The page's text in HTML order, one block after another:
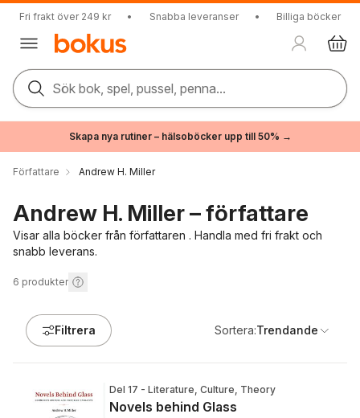
Fri frakt över 249 kr • Snabba leveranser • Billiga böcker
Sök bok, spel, pussel, penna...
Skapa nya rutiner – hälsoböcker upp till 50% →
Författare Andrew H. Miller
Andrew H. Miller – författare
Visar alla böcker från författaren . Handla med fri frakt och
snabb leverans.
6 produkter
Filtrera Sortera:Trendande
Del 17 - Literature, Culture, Theory
Novels behind Glass